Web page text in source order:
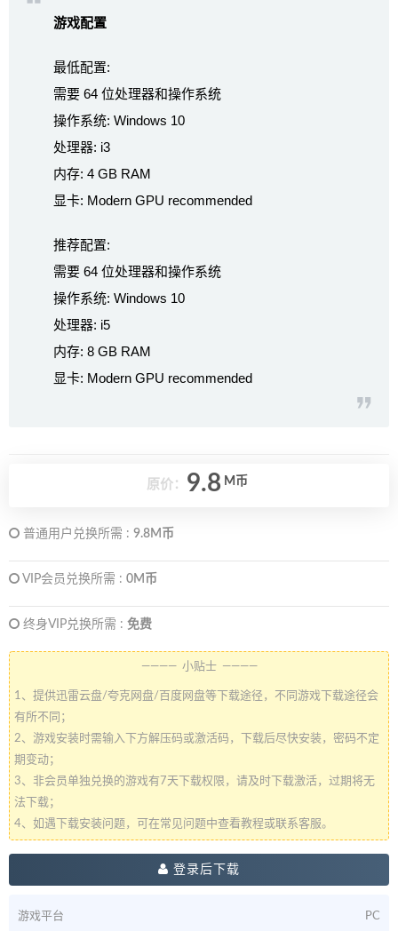
游戏配置
最低配置:
需要 64 位处理器和操作系统
操作系统: Windows 10
处理器: i3
内存: 4 GB RAM
显卡: Modern GPU recommended
推荐配置:
需要 64 位处理器和操作系统
操作系统: Windows 10
处理器: i5
内存: 8 GB RAM
显卡: Modern GPU recommended
原价： 9.8 M币
普通用户兑换所需 : 9.8M币
VIP会员兑换所需 : 0M币
终身VIP兑换所需 : 免费
———— 小贴士 ————
1、提供迅雷云盘/夸克网盘/百度网盘等下载途径，不同游戏下载途径会
有所不同；
2、游戏安装时需输入下方解压码或激活码，下载后尽快安装，密码不定
期变动；
3、非会员单独兑换的游戏有7天下载权限，请及时下载激活，过期将无
法下载；
4、如遇下载安装问题，可在常见问题中查看教程或联系客服。
登录后下载
游戏平台 PC